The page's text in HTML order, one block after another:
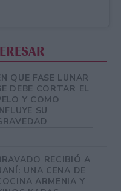
QUE FASE LUNAR
DEBE CORTAR EL
Y COMO
SU
RECIBIÓ A
UNA CENA DE
ARMENIA Y